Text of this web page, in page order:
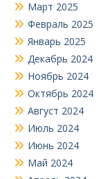
Март 2025
Февраль 2025
Январь 2025
Декабрь 2024
Ноябрь 2024
Октябрь 2024
Август 2024
Июль 2024
Июнь 2024
Май 2024